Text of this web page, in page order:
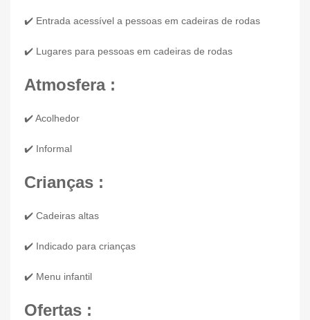
✔️ Entrada acessível a pessoas em cadeiras de rodas
✔️ Lugares para pessoas em cadeiras de rodas
Atmosfera :
✔️ Acolhedor
✔️ Informal
Crianças :
✔️ Cadeiras altas
✔️ Indicado para crianças
✔️ Menu infantil
Ofertas :